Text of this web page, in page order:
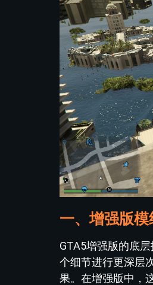
一、增强版
GTA5增强版的底
个细节进行更深层
果。在增强版中，